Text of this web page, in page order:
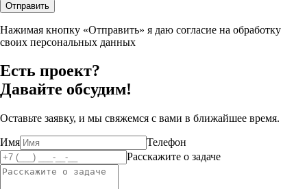
Отправить
Нажимая кнопку «Отправить» я даю согласие на обработку
своих персональных данных
Есть проект?
Давайте обсудим!
Оставьте заявку, и мы свяжемся с вами в ближайшее время.
Имя
Телефон
Расскажите о задаче